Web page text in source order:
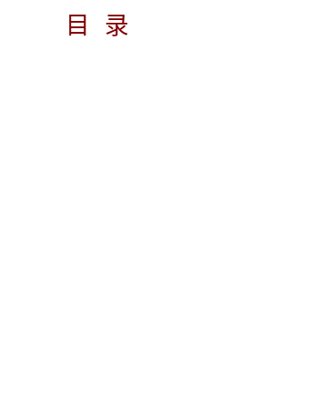
目 录